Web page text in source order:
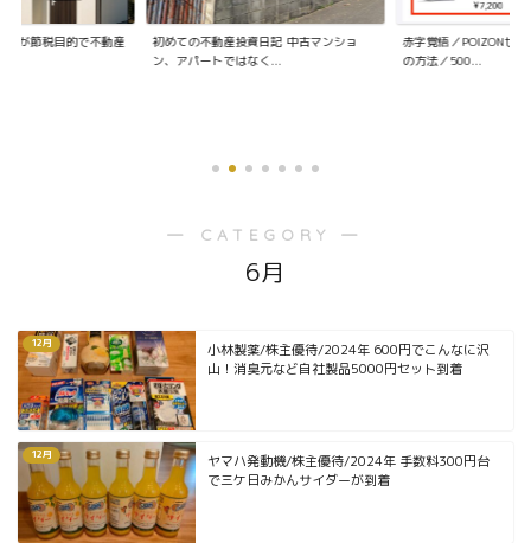
員が節税目的で不動産
初めての不動産投資日記 中古マンショ
ン、アパートではなく...
赤字覚悟／POIZONせ
の方法／500...
― CATEGORY ―
6月
12月
小林製薬/株主優待/2024年 600円でこんなに沢
山！消臭元など自社製品5000円セット到着
12月
ヤマハ発動機/株主優待/2024年 手数料300円台
で三ケ日みかんサイダーが到着